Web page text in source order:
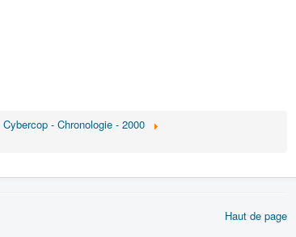
Cybercop - Chronologie - 2000
Haut de page